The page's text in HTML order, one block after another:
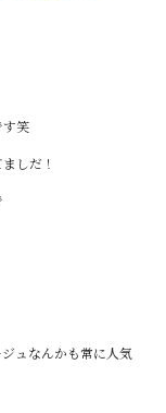
す笑
しだ！
ュなんかも常に人気